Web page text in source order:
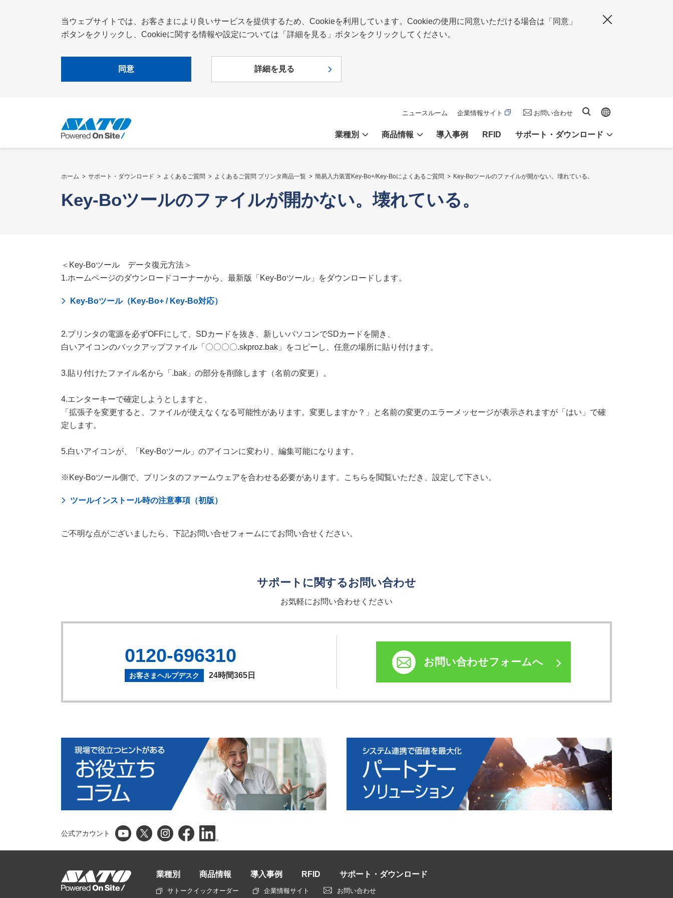
当ウェブサイトでは、お客さまにより良いサービスを提供するため、Cookieを利用しています。Cookieの使用に同意いただける場合は「同意」
ボタンをクリックし、Cookieに関する情報や設定については「詳細を見る」ボタンをクリックしてください。
同意 詳細を見る
業種別 商品情報 導入事例 RFID サポート・ダウンロード
ニュースルーム 企業情報サイト お問い合わせ サイト内検索
ホーム サポート・ダウンロード よくあるご質問 よくあるご質問 プリンタ商品一覧 簡易入力装置Key-Bo+/Key-Boによくあるご質問 Key-Boツールのファイルが開かない。壊れている。
Key-Boツールのファイルが開かない。壊れている。
＜Key-Boツール データ復元方法＞
1.ホームページのダウンロードコーナーから、最新版「Key-Boツール」をダウンロードします。
Key-Boツール（Key-Bo+ / Key-Bo対応）
2.プリンタの電源を必ずOFFにして、SDカードを抜き、新しいパソコンでSDカードを開き、
白いアイコンのバックアップファイル「〇〇〇〇.skproz.bak」をコピーし、任意の場所に貼り付けます。
3.貼り付けたファイル名から「.bak」の部分を削除します（名前の変更）。
4.エンターキーで確定しようとしますと、
「拡張子を変更すると、ファイルが使えなくなる可能性があります。変更しますか？」と名前の変更のエラーメッセージが表示されますが「はい」で確
定します。
5.白いアイコンが、「Key-Boツール」のアイコンに変わり、編集可能になります。
※Key-Boツール側で、プリンタのファームウェアを合わせる必要があります。こちらを閲覧いただき、設定して下さい。
ツールインストール時の注意事項（初版）
ご不明な点がございましたら、下記お問い合せフォームにてお問い合せください。
サポートに関するお問い合わせ
お気軽にお問い合わせください
0120-696310
お客さまヘルプデスク 24時間365日
お問い合わせフォームへ
公式アカウント
業種別 商品情報 導入事例 RFID サポート・ダウンロード
サトークイックオーダー 企業情報サイト お問い合わせ